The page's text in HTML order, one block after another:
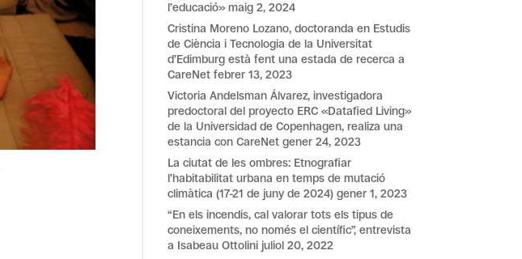
l’educació» maig 2, 2024
Cristina Moreno Lozano, doctoranda en Estudis
de Ciència i Tecnologia de la Universitat
d’Edimburg està fent una estada de recerca a
CareNet febrer 13, 2023
Victoria Andelsman Álvarez, investigadora
predoctoral del proyecto ERC «Datafied Living»
de la Universidad de Copenhagen, realiza una
estancia con CareNet gener 24, 2023
La ciutat de les ombres: Etnografiar
l’habitabilitat urbana en temps de mutació
climàtica (17-21 de juny de 2024) gener 1, 2023
“En els incendis, cal valorar tots els tipus de
coneixements, no només el científic”, entrevista
a Isabeau Ottolini juliol 20, 2022